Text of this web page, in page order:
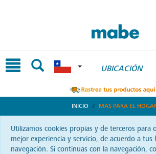
UBICACIÓN
INICIO MAS PARA EL
Utilizamos cookies propias y de terceros para
mejor experiencia y servicio, de acuerdo a tus
navegación. Si continuas con la navegación,